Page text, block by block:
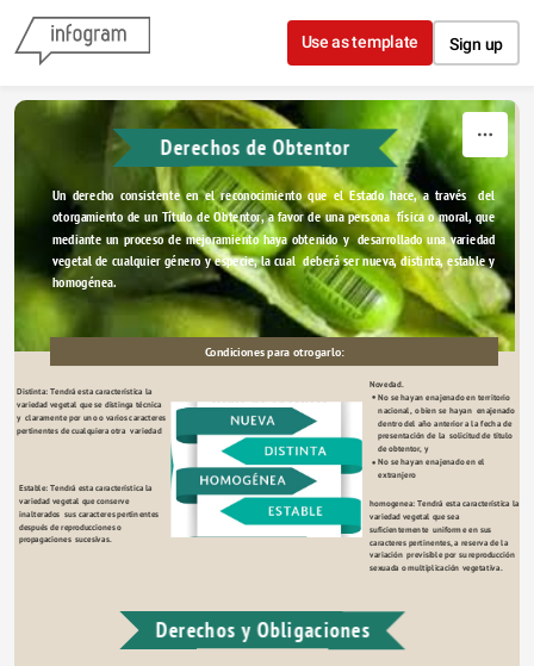
Skip to content
Use as template Sign up
Derechos de Obtentor
Un derecho consistente en el reconocimiento que el Estado hace, a través  del
otorgamiento de un Título de Obtentor, a favor de una persona  física o moral, que
mediante un proceso de mejoramiento haya obtenido y  desarrollado una variedad
vegetal de cualquier género y especie, la cual  deberá ser nueva, distinta, estable y
homogénea.
Condiciones para otrogarlo:
Novedad.
No se hayan enajenado en territorio
nacional, o bien se hayan  enajenado
dentro del año anterior a la fecha de
presentación de la  solicitud de título
de obtentor, y
No se hayan enajenado en el
extranjero
Distinta: Tendrá esta característica la
variedad vegetal que se distinga técnica
y  claramente por uno o varios caracteres
pertinentes de cualquiera otra  variedad
Estable: Tendrá esta característica la
variedad vegetal que conserve
inalterados  sus caracteres pertinentes
después de reproducciones o
propagaciones  sucesivas.
homogenea: Tendrá esta característica la
variedad vegetal que sea
suficientemente  uniforme en sus
caracteres pertinentes, a reserva de la
variación  previsible por su reproducción
sexuada o multiplicación vegetativa.
Derechos y Obligaciones